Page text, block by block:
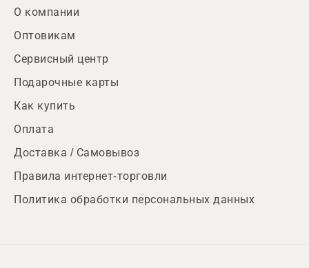
О компании
Оптовикам
Сервисный центр
Подарочные карты
Как купить
Оплата
Доставка / Самовывоз
Правила интернет-торговли
Политика обработки персональных данных